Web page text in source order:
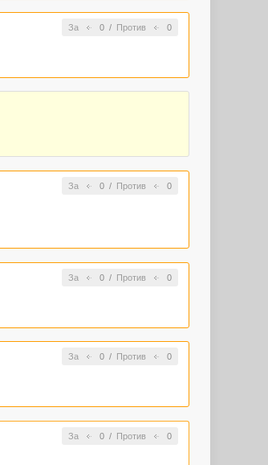
За 0/ Против 0
За 0/ Против 0
За 0/ Против 0
За 0/ Против 0
За 0/ Против 0